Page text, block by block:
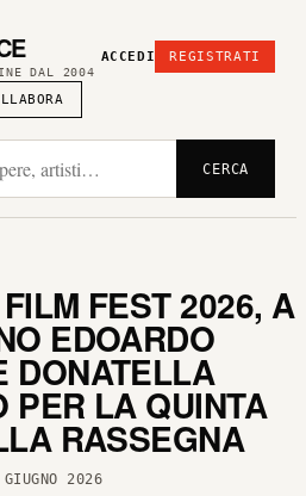
DAL 2004
ACCEDI REGISTRATI
CERCA
FEST 2026, A
EDOARDO
DONATELLA
PER LA QUINTA
RASSEGNA
2026